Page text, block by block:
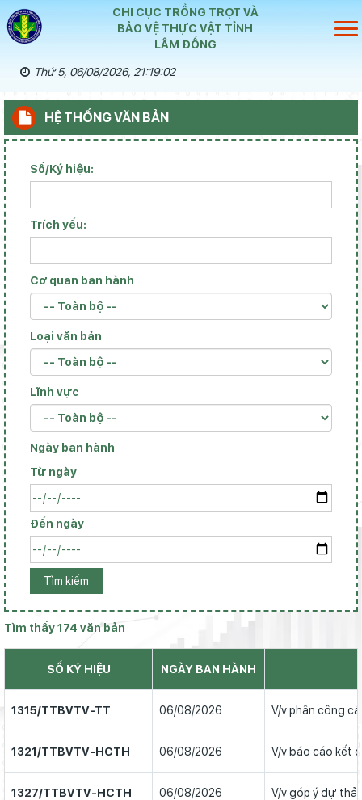
CHI CỤC TRỒNG TRỌT VÀ
BẢO VỆ THỰC VẬT TỈNH
LÂM ĐỒNG
Thứ 5, 06/08/2026, 21:19:03
HỆ THỐNG VĂN BẢN
Số/Ký hiệu:
Trích yếu:
Cơ quan ban hành
Loại văn bản
Lĩnh vực
Ngày ban hành
Từ ngày
Đến ngày
Tìm kiếm
Tìm thấy 174 văn bản
SỐ KÝ HIỆU NGÀY BAN HÀNH
1315/TTBVTV-TT 06/08/2026 V/v phân công
1321/TTBVTV-HCTH 06/08/2026 V/v báo cáo kết
1327/TTBVTV-HCTH 06/08/2026 V/v góp ý dự